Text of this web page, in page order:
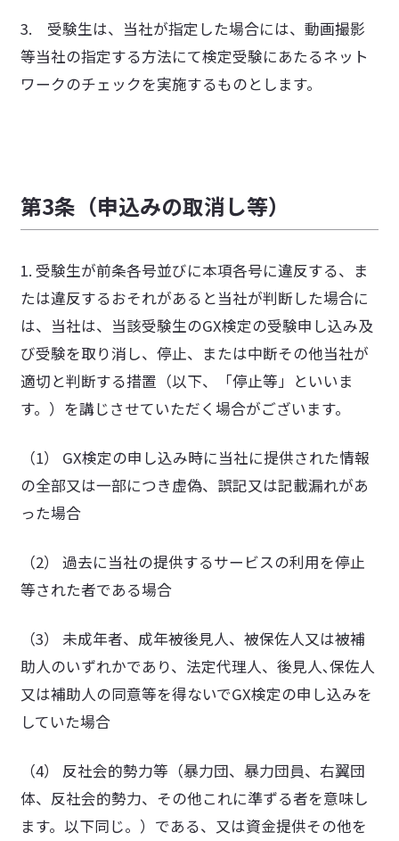
3. 受験生は、当社が指定した場合には、動画撮影
等当社の指定する方法にて検定受験にあたるネット
ワークのチェックを実施するものとします。
第3条（申込みの取消し等）
1. 受験生が前条各号並びに本項各号に違反する、ま
たは違反するおそれがあると当社が判断した場合に
は、当社は、当該受験生のGX検定の受験申し込み及
び受験を取り消し、停止、または中断その他当社が
適切と判断する措置（以下、「停止等」といいま
す。）を講じさせていただく場合がございます。
（1） GX検定の申し込み時に当社に提供された情報
の全部又は一部につき虚偽、誤記又は記載漏れがあ
った場合
（2） 過去に当社の提供するサービスの利用を停止
等された者である場合
（3） 未成年者、成年被後見人、被保佐人又は被補
助人のいずれかであり、法定代理人、後見人､保佐人
又は補助人の同意等を得ないでGX検定の申し込みを
していた場合
（4） 反社会的勢力等（暴力団、暴力団員、右翼団
体、反社会的勢力、その他これに準ずる者を意味し
ます。以下同じ。）である、又は資金提供その他を